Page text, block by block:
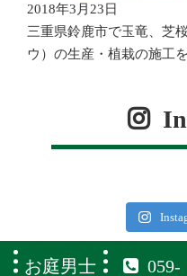
2018年3月23日
三重県鈴鹿市で玉竜、芝
ウ）の生産・植栽の施工
お庭男士 059-